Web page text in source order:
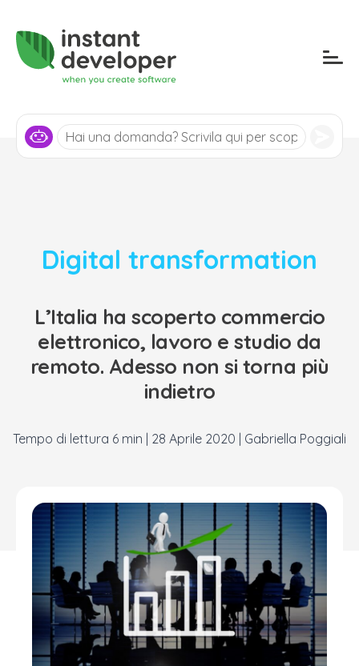
Digital transformation
L’Italia ha scoperto commercio
elettronico, lavoro e studio da
remoto. Adesso non si torna più
indietro
28 Aprile 2020 Gabriella Poggiali